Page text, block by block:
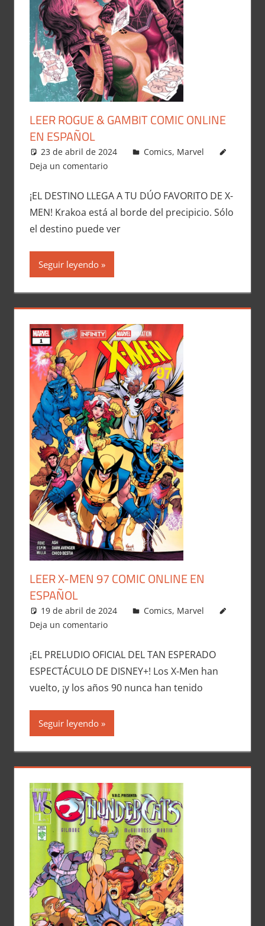
LEER ROGUE & GAMBIT COMIC ONLINE
EN ESPAÑOL
23 de abril de 2024 Carlitox Banana
Comics, Marvel
Deja un comentario
¡EL DESTINO LLEGA A TU DÚO FAVORITO DE X-
MEN! Krakoa está al borde del precipicio. Sólo
el destino puede ver
Seguir leyendo
LEER X-MEN 97 COMIC ONLINE EN
ESPAÑOL
19 de abril de 2024 Carlitox Banana
Comics, Marvel
Deja un comentario
¡EL PRELUDIO OFICIAL DEL TAN ESPERADO
ESPECTÁCULO DE DISNEY+! Los X-Men han
vuelto, ¡y los años 90 nunca han tenido
Seguir leyendo